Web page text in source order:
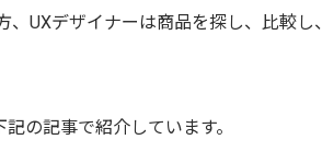
、UXデザイナーは商品を探し、比較し
の記事で紹介しています。